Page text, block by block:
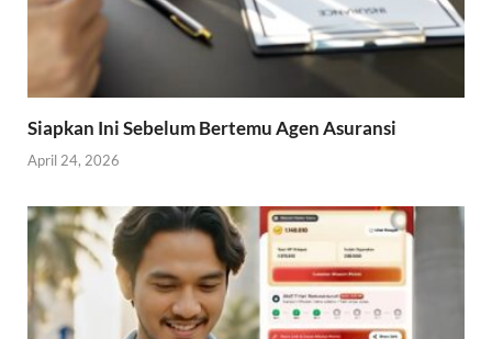
Siapkan Ini Sebelum Bertemu Agen Asuransi
April 24, 2026